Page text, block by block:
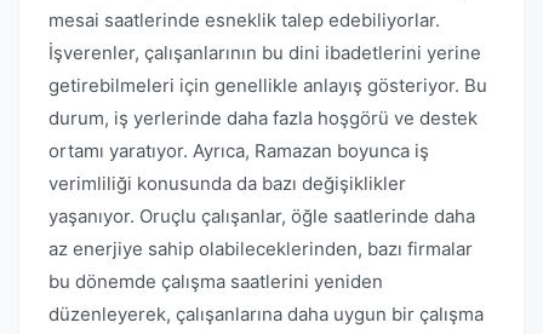
mesai saatlerinde esneklik talep edebiliyorlar.
İşverenler, çalışanlarının bu dini ibadetlerini yerine
getirebilmeleri için genellikle anlayış gösteriyor. Bu
durum, iş yerlerinde daha fazla hoşgörü ve destek
ortamı yaratıyor. Ayrıca, Ramazan boyunca iş
verimliliği konusunda da bazı değişiklikler
yaşanıyor. Oruçlu çalışanlar, öğle saatlerinde daha
az enerjiye sahip olabileceklerinden, bazı firmalar
bu dönemde çalışma saatlerini yeniden
düzenleyerek, çalışanlarına daha uygun bir çalışma